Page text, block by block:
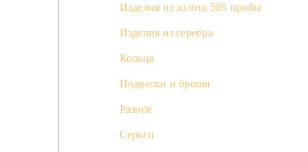
Изделия из золота 585 пробы
Изделия из серебра
Кольца
Подвески и броши
Разное
Серьги